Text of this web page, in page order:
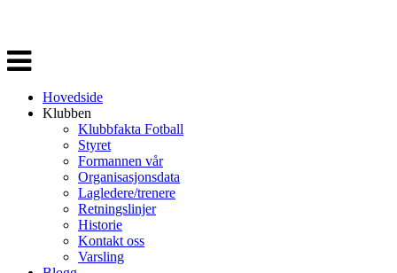
Veksle
navigasjon
Hovedside
Klubben
Klubbfakta Fotball
Styret
Formannen vår
Organisasjonsdata
Lagledere/trenere
Retningslinjer
Historie
Kontakt oss
Varsling